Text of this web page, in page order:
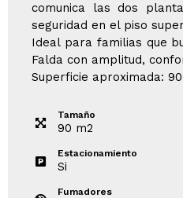
comunica las dos
seguridad en el piso
Ideal para familias que
Falda con amplitud,
Superficie aproximada:
Tamaño
90 m2
Estacionamiento
Si
Fumadores